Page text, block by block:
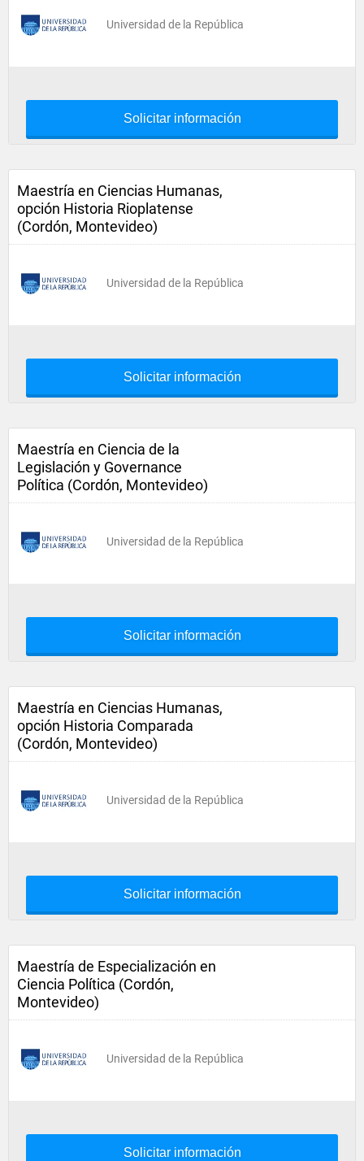
Universidad de la República
Solicitar información
Maestría en Ciencias Humanas,
opción Historia Rioplatense
(Cordón, Montevideo)
Universidad de la República
Solicitar información
Maestría en Ciencia de la
Legislación y Governance
Política (Cordón, Montevideo)
Universidad de la República
Solicitar información
Maestría en Ciencias Humanas,
opción Historia Comparada
(Cordón, Montevideo)
Universidad de la República
Solicitar información
Maestría de Especialización en
Ciencia Política (Cordón,
Montevideo)
Universidad de la República
Solicitar información